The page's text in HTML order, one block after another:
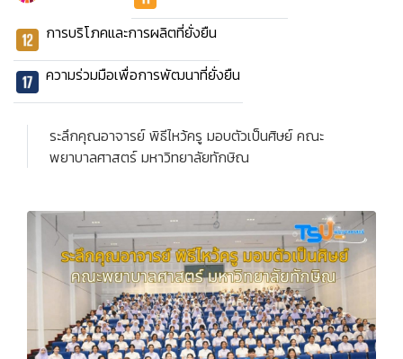
การบริโภคและการผลิตที่ยั่งยืน
ความร่วมมือเพื่อการพัฒนาที่ยั่งยืน
ระลึกคุณอาจารย์ พิธีไหว้ครู มอบตัวเป็นศิษย์ คณะ
พยาบาลศาสตร์ มหาวิทยาลัยทักษิณ